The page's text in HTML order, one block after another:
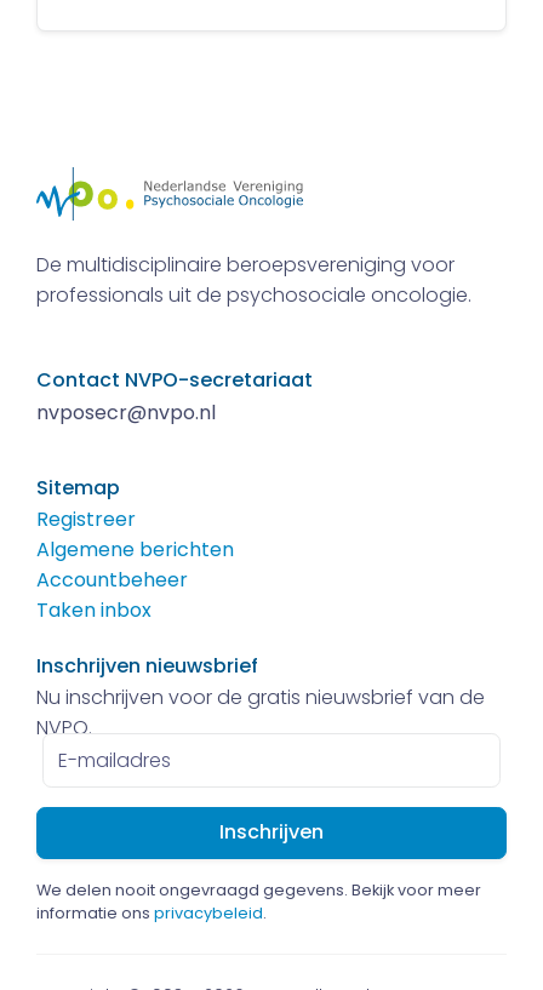
De multidisciplinaire beroepsvereniging voor
professionals uit de psychosociale oncologie.
Contact NVPO-secretariaat
nvposecr@nvpo.nl
Sitemap
Registreer
Algemene berichten
Accountbeheer
Taken inbox
Inschrijven nieuwsbrief
Nu inschrijven voor de gratis nieuwsbrief van de
NVPO.
E-
mailadres
We delen nooit ongevraagd gegevens. Bekijk voor meer
informatie ons privacybeleid.